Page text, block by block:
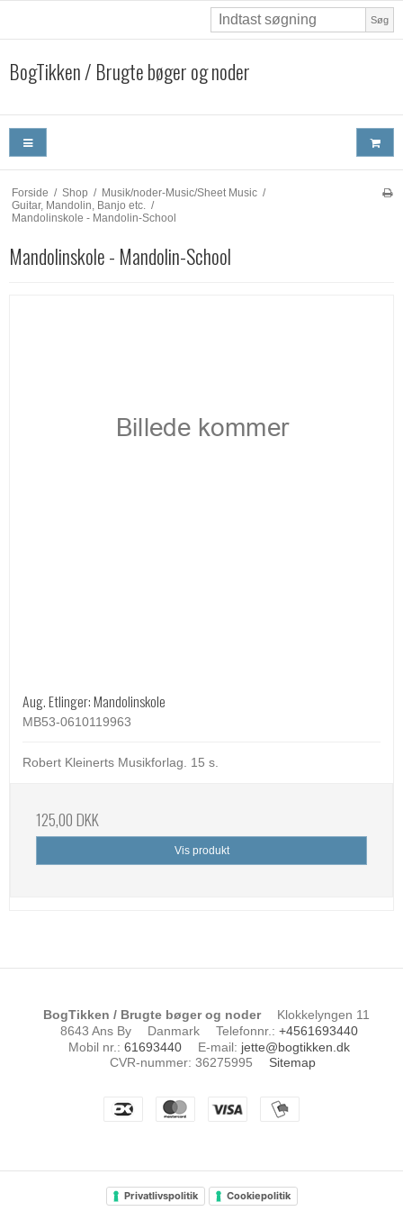
Søg
BogTikken / Brugte bøger og noder
Forside / Shop / Musik/noder-Music/Sheet Music /
Guitar, Mandolin, Banjo etc.
/
Mandolinskole - Mandolin-School
Mandolinskole - Mandolin-School
Aug. Etlinger: Mandolinskole
MB53-0610119963
Robert Kleinerts Musikforlag. 15 s.
125,00 DKK
Vis produkt
BogTikken / Brugte bøger og noder
Klokkelyngen 11
8643 Ans By
Danmark Telefonnr. : +4561693440
Mobil nr. : 61693440 E-mail: jette@bogtikken.dk
CVR-nummer: 36275995 Sitemap
Privatlivspolitik Cookiepolitik